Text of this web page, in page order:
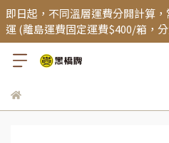
即日起，不同溫層運費分開計算
運 (離島運費固定運費$400/箱，